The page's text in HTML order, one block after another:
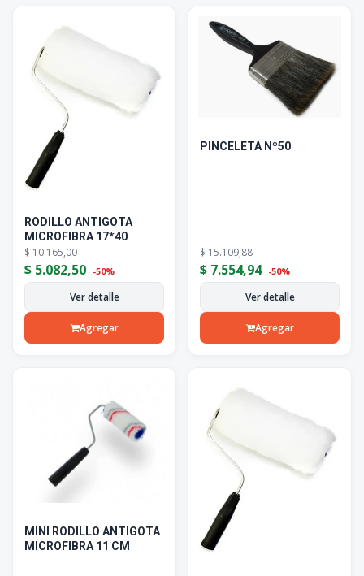
RODILLO ANTIGOTA
MICROFIBRA 17*40
$10.165,00
$ 5.082,50 -50%
Ver detalle
Agregar
PINCELETA Nº50
$15.109,88
$ 7.554,94 -50%
Ver detalle
Agregar
MINI RODILLO ANTIGOTA
MICROFIBRA 11 CM